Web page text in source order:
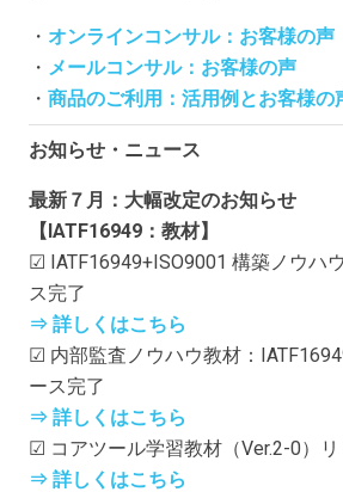
・ オンラインコンサル：お客様の声
・ メールコンサル：お客様の声
・ 商品のご利用：活用例とお客様の
お知らせ・ニュース
最新７月：大幅改定のお知らせ
【IATF16949：教材】
☑ IATF16949+ISO9001 構築ノウハ
ス完了
⇒ 詳しくはこちら
☑ 内部監査ノウハウ教材：
ース完了
⇒ 詳しくはこちら
☑ コアツール学習教材（Ver.2-0）リ
⇒ 詳しくはこちら